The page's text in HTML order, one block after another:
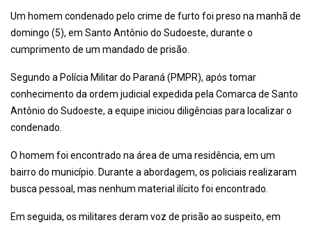
Um homem condenado pelo crime de furto foi preso na manhã de
domingo (5), em Santo Antônio do Sudoeste, durante o
cumprimento de um mandado de prisão.
Segundo a Polícia Militar do Paraná (PMPR), após tomar
conhecimento da ordem judicial expedida pela Comarca de Santo
Antônio do Sudoeste, a equipe iniciou diligências para localizar o
condenado.
O homem foi encontrado na área de uma residência, em um
bairro do município. Durante a abordagem, os policiais realizaram
busca pessoal, mas nenhum material ilícito foi encontrado.
Em seguida, os militares deram voz de prisão ao suspeito, em